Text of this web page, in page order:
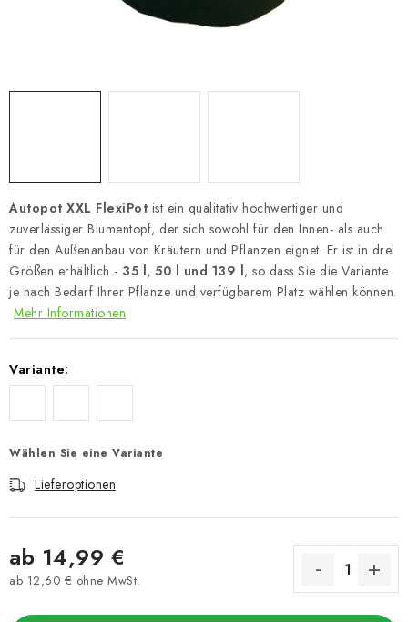
Autopot XXL FlexiPot ist ein qualitativ hochwertiger und
zuverlässiger Blumentopf, der sich sowohl für den Innen- als auch
für den Außenanbau von Kräutern und Pflanzen eignet. Er ist in drei
Größen erhältlich - 35 l, 50 l und 139 l, so dass Sie die Variante
je nach Bedarf Ihrer Pflanze und verfügbarem Platz wählen können.
Mehr Informationen
Variante:
Wählen Sie eine Variante
Lieferoptionen
ab 14,99 €
ab 12,60 € ohne MwSt.